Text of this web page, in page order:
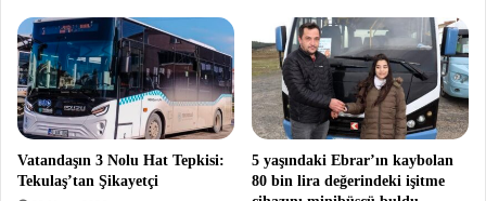
Vatandaşın 3 Nolu Hat Tepkisi:
Tekulaş’tan Şikayetçi
5 yaşındaki Ebrar’ın kaybolan
80 bin lira değerindeki işitme